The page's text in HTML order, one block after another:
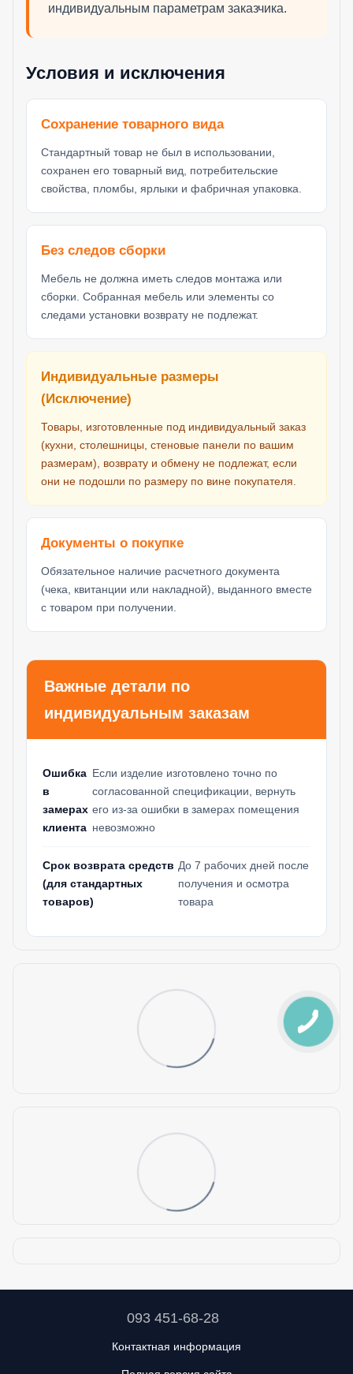
индивидуальным параметрам заказчика.
Условия и исключения
Сохранение товарного вида
Стандартный товар не был в использовании,
сохранен его товарный вид, потребительские
свойства, пломбы, ярлыки и фабричная упаковка.
Без следов сборки
Мебель не должна иметь следов монтажа или
сборки. Собранная мебель или элементы со
следами установки возврату не подлежат.
Индивидуальные размеры
(Исключение)
Товары, изготовленные под индивидуальный заказ
(кухни, столешницы, стеновые панели по вашим
размерам), возврату и обмену не подлежат, если
они не подошли по размеру по вине покупателя.
Документы о покупке
Обязательное наличие расчетного документа
(чека, квитанции или накладной), выданного вместе
с товаром при получении.
Важные детали по
индивидуальным заказам
Ошибка
в
замерах
клиента
Если изделие изготовлено точно по
согласованной спецификации, вернуть
его из-за ошибки в замерах помещения
невозможно
Срок возврата средств
(для стандартных
товаров)
До 7 рабочих дней после
получения и осмотра
товара
093 451-68-28
Контактная информация